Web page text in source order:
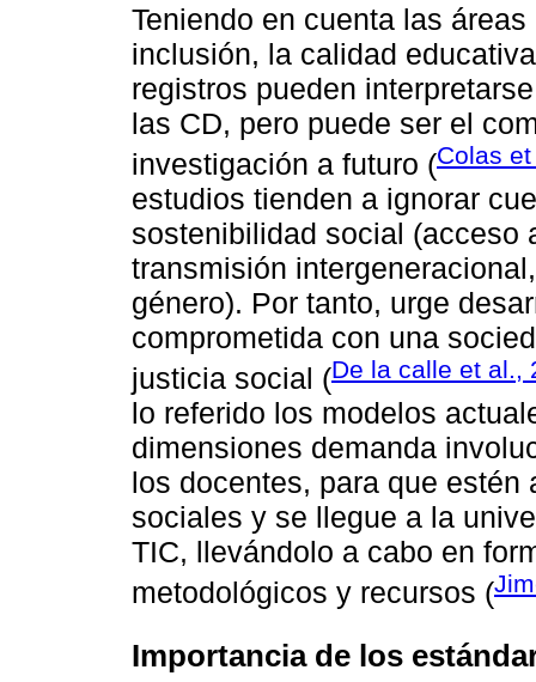
Teniendo en cuenta las
inclusión, la calidad
registros pueden
las CD, pero puede ser el
investigación a futuro (Colas
estudios tienden a ignorar
sostenibilidad social (acceso
transmisión
género). Por tanto, urge
comprometida con una
justicia social (De la calle et al.,
lo referido los modelos
dimensiones demanda
los docentes, para que
sociales y se llegue a la
TIC, llevándolo a cabo en
metodológicos y recursos (
Importancia de los